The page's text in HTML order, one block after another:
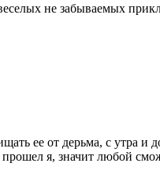
не забываемых
ее от дерьма, с утра и
я, значит любой